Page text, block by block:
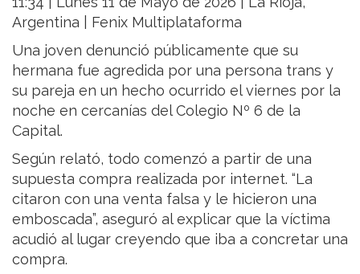
Argentina | Fenix Multiplataforma
Una joven denunció públicamente que su
hermana fue agredida por una persona trans y
su pareja en un hecho ocurrido el viernes por la
noche en cercanías del Colegio Nº 6 de la
Capital.
Según relató, todo comenzó a partir de una
supuesta compra realizada por internet. “La
citaron con una venta falsa y le hicieron una
emboscada”, aseguró al explicar que la víctima
acudió al lugar creyendo que iba a concretar una
compra.